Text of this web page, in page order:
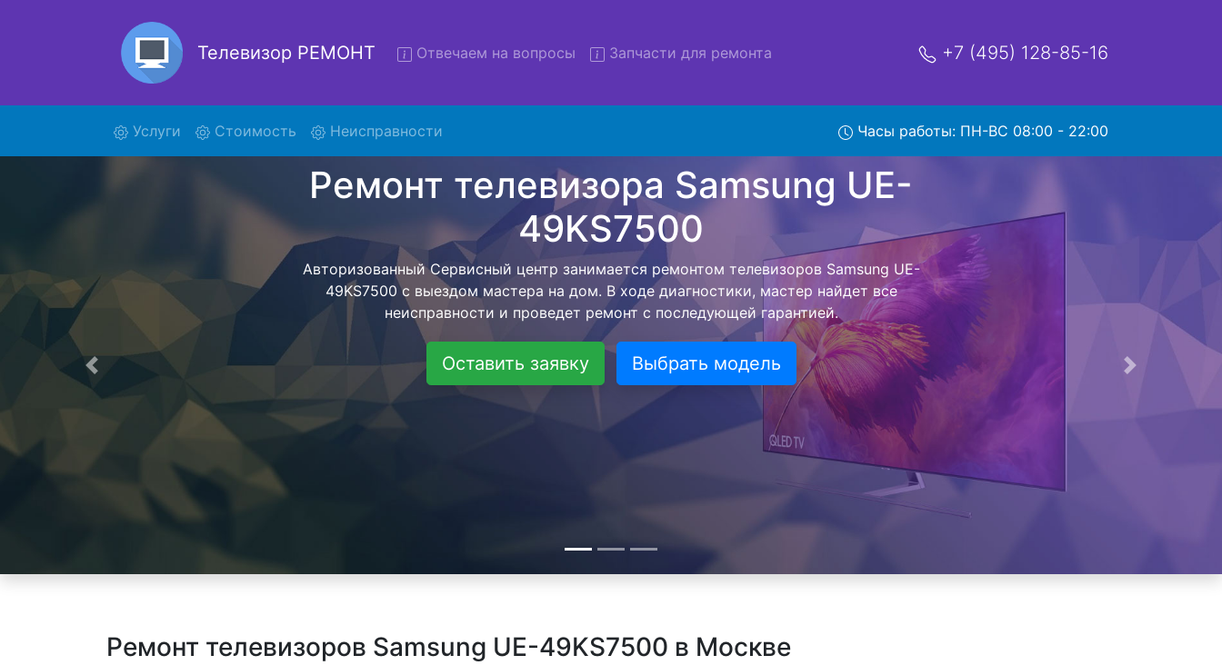
Телевизор РЕМОНТ Отвечаем на вопросы Запчасти для ремонта +7 (495) 128-85-16
Услуги (current)Стоимость Неисправности Часы работы: ПН-ВС 08:00 - 22:00
Ремонт телевизоров Samsung UE-
49KS7500 с вывозом в сервис
Ремонт телевизоров Samsung UE-49KS7500 с вывозом в сервисный центр и
обратно - с помощью нашей бесплатной услуги, специалист заберет Ваш телевизор
для дальнейшего более детального ремонта. Оговоренная стоимость ремонта
останется неизменно при возвращении видеотехники обратно.
Оставить заявку Выбрать модель
Предыдущая Следующая
Ремонт телевизоров Samsung UE-49KS7500 в Москве